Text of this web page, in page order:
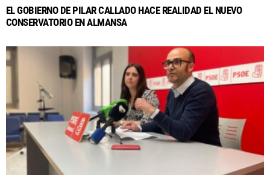
EL GOBIERNO DE PILAR CALLADO HACE REALIDAD EL NUEVO
CONSERVATORIO EN ALMANSA